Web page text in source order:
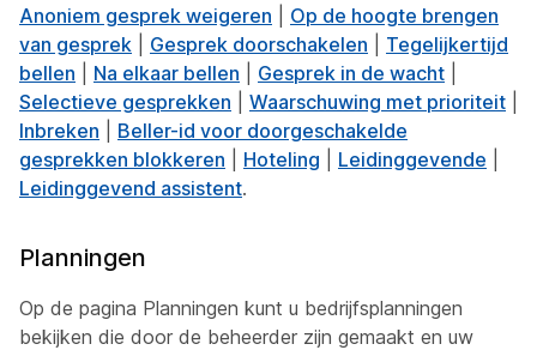
Anoniem gesprek weigeren
Op de hoogte brengen
van gesprek
Gesprek doorschakelen
Tegelijkertijd
bellen
Na elkaar bellen Gesprek in de wacht
Selectieve gesprekken
Waarschuwing met prioriteit
Inbreken
Beller-id voor doorgeschakelde
gesprekken blokkeren
Hoteling Leidinggevende
Leidinggevend assistent.
Planningen
Op de pagina Planningen kunt u bedrijfsplanningen
bekijken die door de beheerder zijn gemaakt en uw